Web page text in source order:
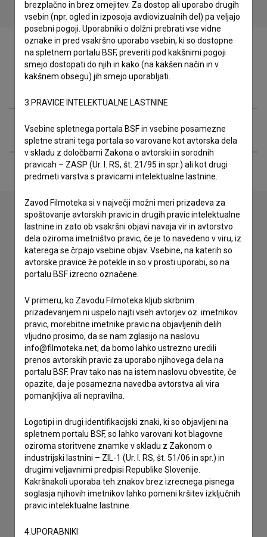
Filmografija (8)
Razširjeni podatki
Stik z uredništvom
Spoštovani, s pomočjo spodnjega obrazca lahko stopite v
stik z uredništvom Baze slovenskih filmov. Veseli bomo vaših
odzivov.
imam vprašanje
prijavljam napako
želim dodati podatke
drugo
brezplačno in brez omejitev. Za dostop ali uporabo drugih
vsebin (npr. ogled in izposoja avdiovizualnih del) pa veljajo
posebni pogoji. Uporabniki o dolžni prebrati vse vidne
oznake in pred vsakršno uporabo vsebin, ki so dostopne
na spletnem portalu BSF, preveriti pod kakšnimi pogoji
smejo dostopati do njih in kako (na kakšen način in v
kakšnem obsegu) jih smejo uporabljati.
3.PRAVICE INTELEKTUALNE LASTNINE
Vsebine spletnega portala BSF in vsebine posamezne
spletne strani tega portala so varovane kot avtorska dela
v skladu z določbami Zakona o avtorski in sorodnih
pravicah – ZASP (Ur. l. RS, št. 21/95 in spr.) ali kot drugi
predmeti varstva s pravicami intelektualne lastnine.
Zavod Filmoteka si v največji možni meri prizadeva za
spoštovanje avtorskih pravic in drugih pravic intelektualne
lastnine in zato ob vsakršni objavi navaja vir in avtorstvo
dela oziroma imetništvo pravic, če je to navedeno v viru, iz
katerega se črpajo vsebine objav. Vsebine, na katerih so
avtorske pravice že potekle in so v prosti uporabi, so na
portalu BSF izrecno označene.
V primeru, ko Zavodu Filmoteka kljub skrbnim
prizadevanjem ni uspelo najti vseh avtorjev oz. imetnikov
pravic, morebitne imetnike pravic na objavljenih delih
vljudno prosimo, da se nam zglasijo na naslovu
info@filmoteka.net, da bomo lahko ustrezno uredili
prenos avtorskih pravic za uporabo njihovega dela na
portalu BSF. Prav tako nas na istem naslovu obvestite, če
opazite, da je posamezna navedba avtorstva ali vira
pomanjkljiva ali nepravilna.
Logotipi in drugi identifikacijski znaki, ki so objavljeni na
spletnem portalu BSF, so lahko varovani kot blagovne
oziroma storitvene znamke v skladu z Zakonom o
industrijski lastnini – ZIL-1 (Ur. l. RS, št. 51/06 in spr.) in
drugimi veljavnimi predpisi Republike Slovenije.
Kakršnakoli uporaba teh znakov brez izrecnega pisnega
soglasja njihovih imetnikov lahko pomeni kršitev izključnih
pravic intelektualne lastnine.
4.UPORABNIKI